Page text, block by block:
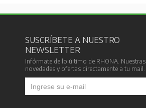
SUSCRÍBETE A NUESTRO
NEWSLETTER
Infórmate de lo último de RHONA. Nuestras
novedades y ofertas directamente a tu mail.